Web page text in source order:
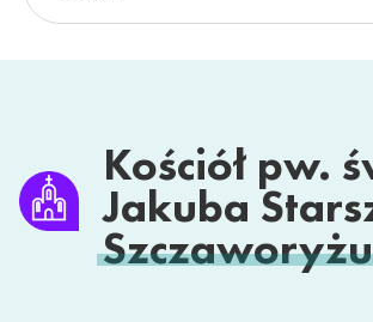
Kościół pw.
Jakuba
Szczaworyżu